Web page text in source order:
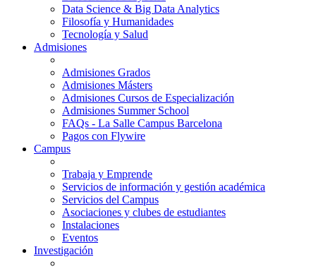
Data Science & Big Data Analytics
Filosofía y Humanidades
Tecnología y Salud
Admisiones
Admisiones Grados
Admisiones Másters
Admisiones Cursos de Especialización
Admisiones Summer School
FAQs - La Salle Campus Barcelona
Pagos con Flywire
Campus
Trabaja y Emprende
Servicios de información y gestión académica
Servicios del Campus
Asociaciones y clubes de estudiantes
Instalaciones
Eventos
Investigación